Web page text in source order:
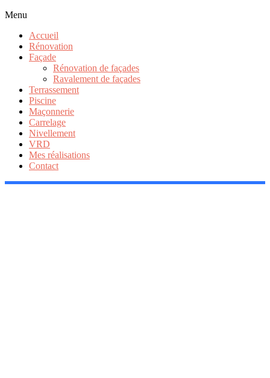
Menu
Accueil
Rénovation
Façade
Rénovation de façades
Ravalement de façades
Terrassement
Piscine
Maçonnerie
Carrelage
Nivellement
VRD
Mes réalisations
Contact